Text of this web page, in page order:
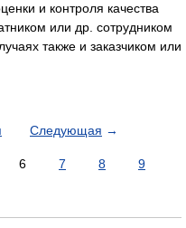
и контроля качества
или др. сотрудником
также и заказчиком или
Следующая →
6 7 8
9